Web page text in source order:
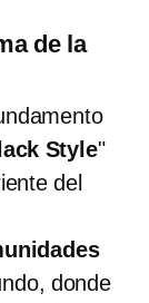
de la
Style"
del
donde